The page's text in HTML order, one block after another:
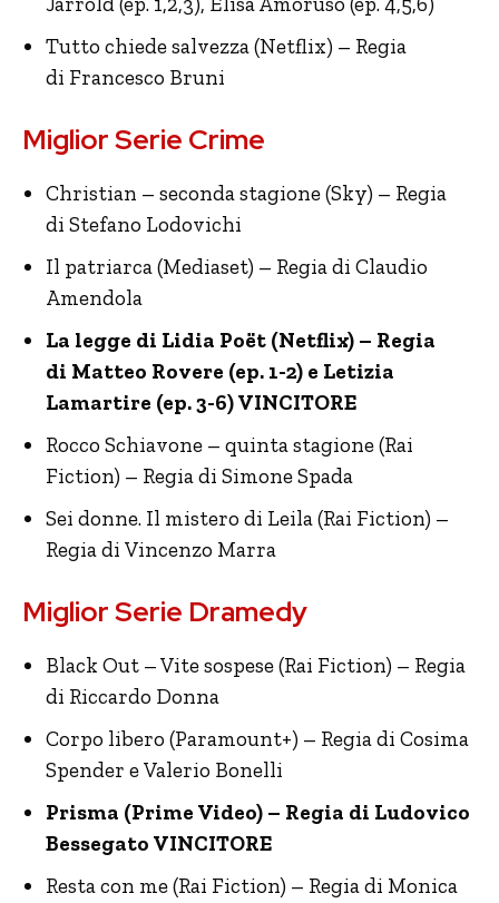
Tutto chiede salvezza (Netflix) – Regia
di Francesco Bruni
Miglior Serie Crime
Christian – seconda stagione (Sky) – Regia
di Stefano Lodovichi
Il patriarca (Mediaset) – Regia di Claudio
Amendola
La legge di Lidia Poët (Netflix) – Regia
di Matteo Rovere (ep. 1-2) e Letizia
Lamartire (ep. 3-6) VINCITORE
Rocco Schiavone – quinta stagione (Rai
Fiction) – Regia di Simone Spada
Sei donne. Il mistero di Leila (Rai Fiction) –
Regia di Vincenzo Marra
Miglior Serie Dramedy
Black Out – Vite sospese (Rai Fiction) – Regia
di Riccardo Donna
Corpo libero (Paramount+) – Regia di Cosima
Spender e Valerio Bonelli
Prisma (Prime Video) – Regia di Ludovico
Bessegato VINCITORE
Resta con me (Rai Fiction) – Regia di Monica